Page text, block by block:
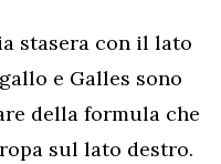
stasera con il lato
e Galles sono
della formula che
sul lato destro.